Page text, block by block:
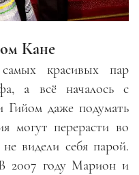
Кане
красивых пар
а всё началось с
даже подумать
могут перерасти во
видели себя парой.
2007 году Марион и